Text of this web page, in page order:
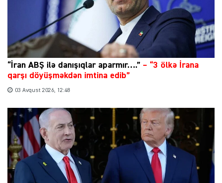
“İran ABŞ ilə danışıqlar aparmır….” – “3 ölkə İrana
qarşı döyüşməkdən imtina edib”
03 Avqust 2026, 12:48